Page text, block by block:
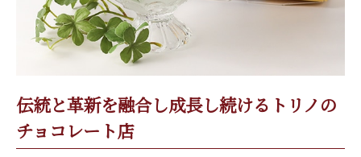
伝統と革新を融合し成長し続けるトリノの
チョコレート店